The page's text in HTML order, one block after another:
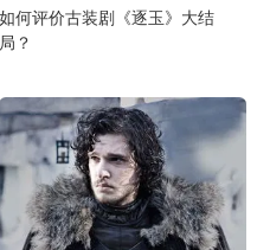
如何评价古装剧《逐玉》大结
局？